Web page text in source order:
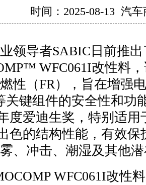
时间：2025-08-13 汽车
领导者SABIC日前推
WFC061I改性料
性（FR），旨在增强
关键组件的安全性和
度爱迪生奖，特别适
色的结构性能，有效
、冲击、潮湿及其他
WFC061I改性